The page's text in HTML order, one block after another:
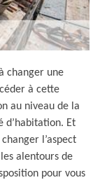
changer une
à cette
au niveau de la
Et
l’aspect
alentours de
pour vous